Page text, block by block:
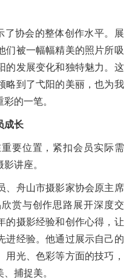
了协会的整体创作水平。展
们被一幅幅精美的照片所吸
的发展变化和独特魅力。这
略到了弋阳的美丽，也为我
的一笔。
成长
要位置，紧扣会员实际需
讲座。
、舟山市摄影家协会原主席
赏与创作思路展开深度交
的摄影经验和创作心得，让
进经验。他通过展示自己的
光、色彩等方面的技巧，
捕捉美。